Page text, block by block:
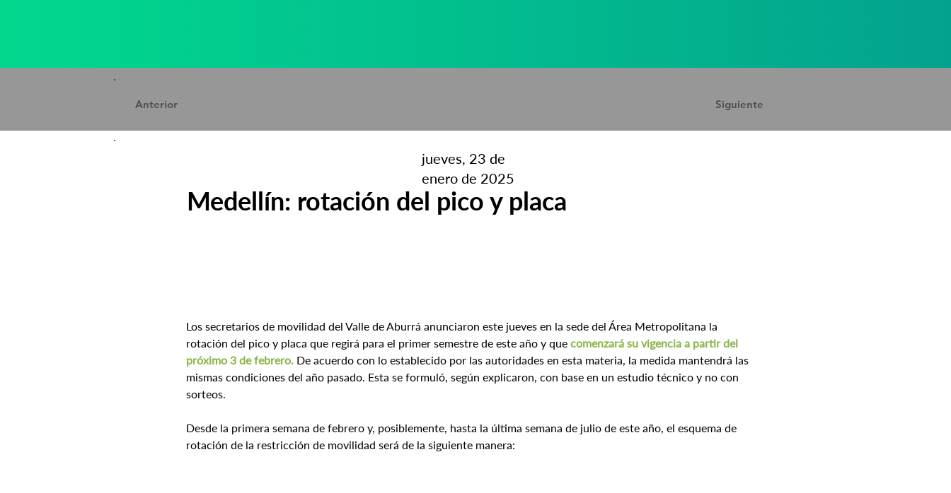
Siguiente
Anterior
jueves, 23 de
enero de 2025
Medellín: rotación del pico y placa
Los secretarios de movilidad del Valle de Aburrá anunciaron este jueves en la sede del Área Metropolitana la
rotación del pico y placa que regirá para el primer semestre de este año y que comenzará su vigencia a partir del
próximo 3 de febrero. De acuerdo con lo establecido por las autoridades en esta materia, la medida mantendrá las
mismas condiciones del año pasado. Esta se formuló, según explicaron, con base en un estudio técnico y no con
sorteos.
Desde la primera semana de febrero y, posiblemente, hasta la última semana de julio de este año, el esquema de
rotación de la restricción de movilidad será de la siguiente manera: